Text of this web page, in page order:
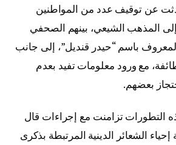
عن توقيف عدد من المواطنين
المذهب الشيعي، بينهم الصحفي
باسم “حيدر قنديل”، إلى جانب
مع ورود معلومات تفيد بعدم
بعضهم.
التطورات تزامنت مع إجراءات قال
الشعائر الدينية المرتبطة بذكرى